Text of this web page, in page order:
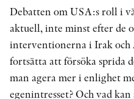
Debatten om USA:s roll i
aktuell, inte minst efter de
interventionerna i Irak och
fortsätta att försöka sprida
man agera mer i enlighet
egenintresset? Och vad